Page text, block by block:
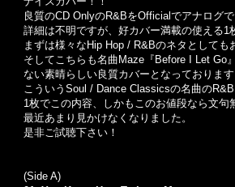
良質のCD OnlyのR&BをOfficialでアナログ
詳細は不明ですが、好カバー満載の使える1
まずは様々なHip Hop / R&Bのネタとして
そしてこちらも名曲Maze『Before I Let Go
ない素晴らしい良質カバーとなっております
こういうSoul / Dance Classicsの名曲の
1枚でこの内容、しかもこのお値段なら文句
最近あまり見かけなくなりました。
是非ご試聴下さい！
(Side A)